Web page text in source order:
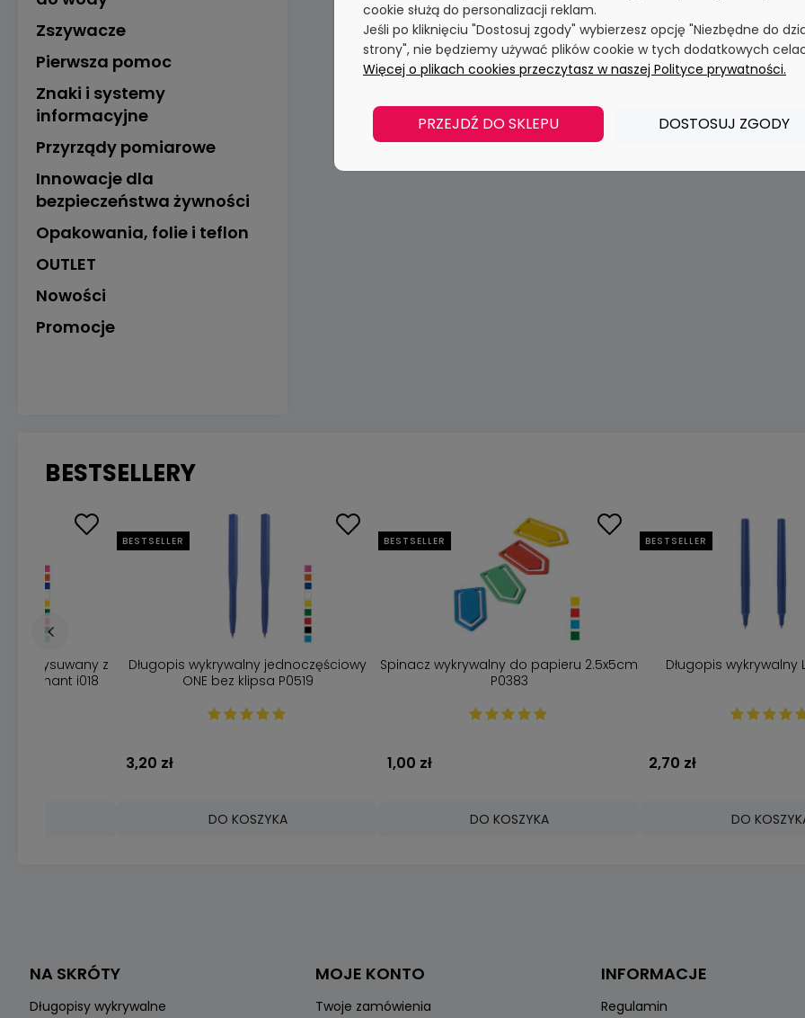
Zszywacze
Pierwsza pomoc
Znaki i systemy
informacyjne
Przyrządy pomiarowe
Innowacje dla
bezpieczeństwa żywności
Opakowania, folie i teflon
OUTLET
Nowości
Promocje
BESTSELLERY
wysuwany z
Elephant i018
Długopis wykrywalny jednoczęściowy
ONE bez klipsa P0519
3,20 zł
DO KOSZYKA
BESTSELLER
Spinacz wykrywalny do papieru 2.5x5cm
P0383
1,00 zł
DO KOSZYKA
BESTSELLER
Długopis wykrywalny
2,70 zł
DO
BESTSELLER
NA SKRÓTY
Długopisy wykrywalne
MOJE KONTO
Twoje zamówienia
INFORMACJE
Regulamin
cookie służą do personalizacji reklam.
Jeśli po kliknięciu "Dostosuj zgody" wybierzesz opcję "Niezbędne do
strony", nie będziemy używać plików cookie w tych dodatkowych
Więcej o plikach cookies przeczytasz w naszej Polityce prywatności.
PRZEJDŹ DO SKLEPU DOSTOSUJ ZGODY